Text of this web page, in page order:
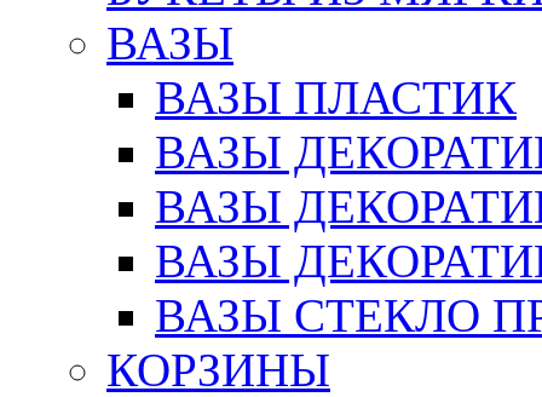
ВАЗЫ
ВАЗЫ ПЛАСТИК
ВАЗЫ
ВАЗЫ
ВАЗЫ
ВАЗЫ СТЕКЛО
КОРЗИНЫ